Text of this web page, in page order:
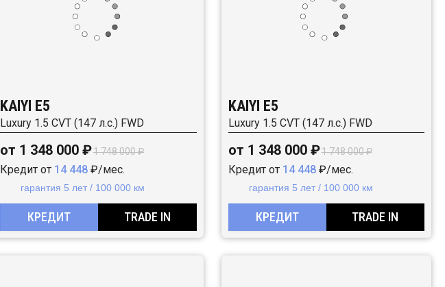
KAIYI E5
Luxury 1.5 CVT (147 л.с.) FWD
от 1 348 000 ₽1 748 000 ₽
Кредит от 14 448 ₽/мес.
гарантия 5 лет / 100 000 км
КРЕДИТ TRADE IN
KAIYI E5
Luxury 1.5 CVT (147 л.с.) FWD
от 1 348 000 ₽1 748 000 ₽
Кредит от 14 448₽/мес.
гарантия 5 лет / 100 000 км
КРЕДИТ TRADE IN